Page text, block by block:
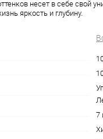
несет в себе свой
яркость и глубину.
7